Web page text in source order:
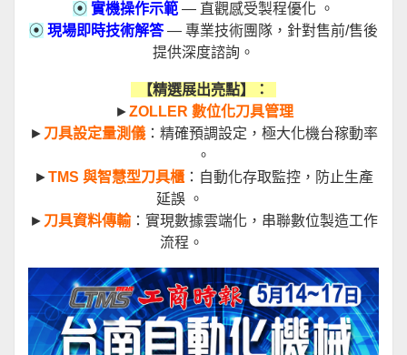
⦿ 實機操作示範 — 直觀感受製程優化 。
⦿ 現場即時技術解答— 專業技術團隊，針對售前/售後
提供深度諮詢。
【精選展出亮點】：
►ZOLLER 數位化刀具管理
► 刀具設定量測儀 ：精確預調設定，極大化機台稼動率
。
►TMS 與智慧型刀具櫃 ：自動化存取監控，防止生產
延誤 。
► 刀具資料傳輸：實現數據雲端化，串聯數位製造工作
流程。